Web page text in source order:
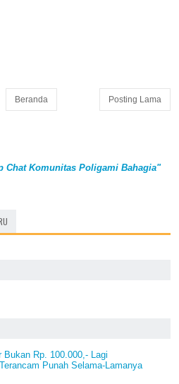
Posting Lama
Beranda
Chat Komunitas Poligami Bahagia"
Bukan Rp. 100.000,- Lagi
Punah Selama-Lamanya